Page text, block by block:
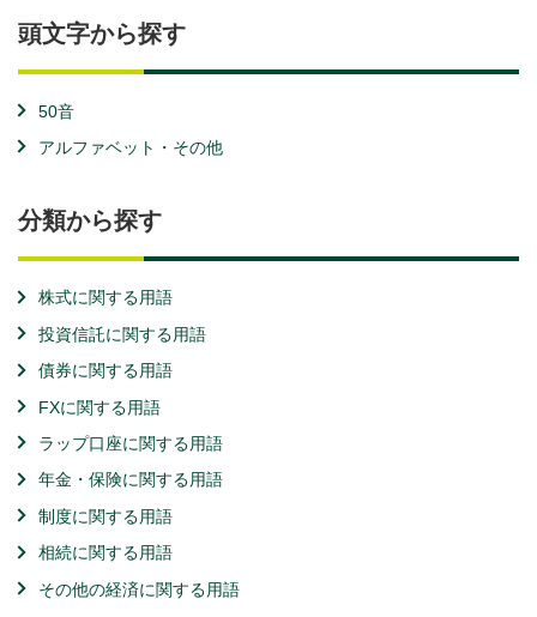
頭文字から探す
50音
アルファベット・その他
分類から探す
株式に関する用語
投資信託に関する用語
債券に関する用語
FXに関する用語
ラップ口座に関する用語
年金・保険に関する用語
制度に関する用語
相続に関する用語
その他の経済に関する用語